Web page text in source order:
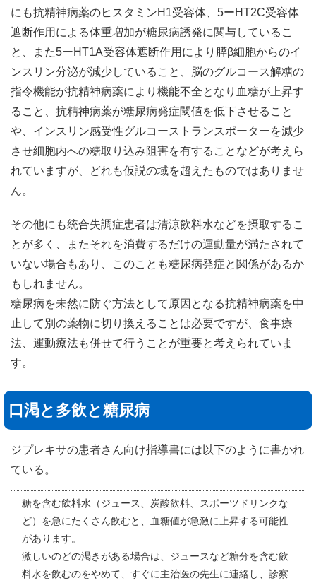
にも抗精神病薬のヒスタミンH1受容体、5ーHT2C受容体
遮断作用による体重増加が糖尿病誘発に関与しているこ
と、また5ーHT1A受容体遮断作用により膵β細胞からのイ
ンスリン分泌が減少していること、脳のグルコース解糖の
指令機能が抗精神病薬により機能不全となり血糖が上昇す
ること、抗精神病薬が糖尿病発症閾値を低下させること
や、インスリン感受性グルコーストランスポーターを減少
させ細胞内への糖取り込み阻害を有することなどが考えら
れていますが、どれも仮説の域を超えたものではありませ
ん。
その他にも統合失調症患者は清涼飲料水などを摂取するこ
とが多く、またそれを消費するだけの運動量が満たされて
いない場合もあり、このことも糖尿病発症と関係があるか
もしれません。
糖尿病を未然に防ぐ方法として原因となる抗精神病薬を中
止して別の薬物に切り換えることは必要ですが、食事療
法、運動療法も併せて行うことが重要と考えられていま
す。
口渇と多飲と糖尿病
ジプレキサの患者さん向け指導書には以下のように書かれ
ている。
糖を含む飲料水（ジュース、炭酸飲料、スポーツドリンクな
ど）を急にたくさん飲むと、血糖値が急激に上昇する可能性
があります。
激しいのどの渇きがある場合は、ジュースなど糖分を含む飲
料水を飲むのをやめて、すぐに主治医の先生に連絡し、診察